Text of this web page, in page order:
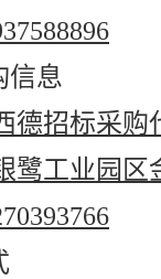
信息
德招标采购
鹭工业园区